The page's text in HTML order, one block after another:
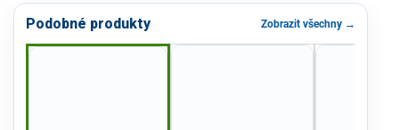
Podobné produkty Zobrazit všechny →